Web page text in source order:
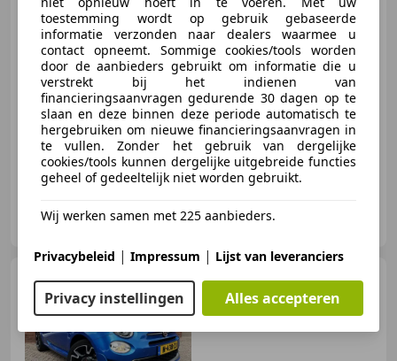
€ 82.950 1
01/2025 3.500 km Benzine 245 kW (333 PK)
Autobedrijf Ebus
NL-7075 EA ETTEN GLD
Fiat 5001.0 Hybrid Sport
toestemming wordt op gebruik gebaseerde
informatie verzonden naar dealers waarmee u
contact opneemt. Sommige cookies/tools worden
door de aanbieders gebruikt om informatie die u
verstrekt bij het indienen van
financieringsaanvragen gedurende 30 dagen op te
slaan en deze binnen deze periode automatisch te
hergebruiken om nieuwe financieringsaanvragen in
te vullen. Zonder het gebruik van dergelijke
cookies/tools kunnen dergelijke uitgebreide functies
geheel of gedeeltelijk niet worden gebruikt.
Wij werken samen met 225 aanbieders.
Privacybeleid | Impressum | Lijst van leveranciers
Privacy instellingen Alles accepteren